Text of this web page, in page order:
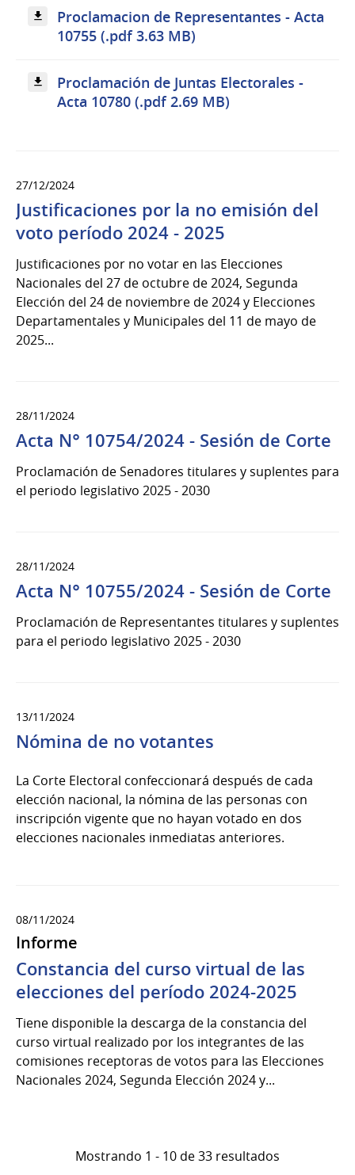
Proclamacion de Representantes - Acta
10755 (.pdf 3.63 MB)
Proclamación de Juntas Electorales -
Acta 10780 (.pdf 2.69 MB)
27/12/2024
Justificaciones por la no emisión del
voto período 2024 - 2025
Justificaciones por no votar en las Elecciones
Nacionales del 27 de octubre de 2024, Segunda
Elección del 24 de noviembre de 2024 y Elecciones
Departamentales y Municipales del 11 de mayo de
2025...
28/11/2024
Acta N° 10754/2024 - Sesión de Corte
Proclamación de Senadores titulares y suplentes para
el periodo legislativo 2025 - 2030
28/11/2024
Acta N° 10755/2024 - Sesión de Corte
Proclamación de Representantes titulares y suplentes
para el periodo legislativo 2025 - 2030
13/11/2024
Nómina de no votantes
La Corte Electoral confeccionará después de cada
elección nacional, la nómina de las personas con
inscripción vigente que no hayan votado en dos
elecciones nacionales inmediatas anteriores.
08/11/2024
Informe
Constancia del curso virtual de las
elecciones del período 2024-2025
Tiene disponible la descarga de la constancia del
curso virtual realizado por los integrantes de las
comisiones receptoras de votos para las Elecciones
Nacionales 2024, Segunda Elección 2024 y...
Mostrando 1 - 10 de 33 resultados